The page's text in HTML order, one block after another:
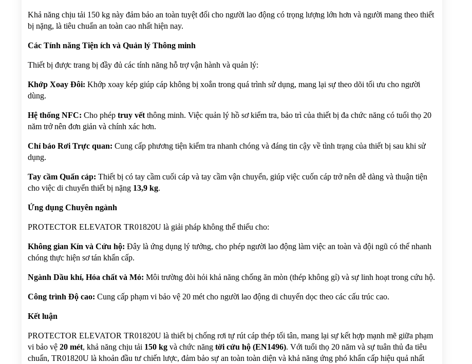
Khả năng chịu tải 150 kg này đảm bảo an toàn tuyệt đối cho người lao động có trọng lượng lớn hơn và người mang theo thiết
bị nặng, là tiêu chuẩn an toàn cao nhất hiện nay.
Các Tính năng Tiện ích và Quản lý Thông minh
Thiết bị được trang bị đầy đủ các tính năng hỗ trợ vận hành và quản lý:
Khớp Xoay Đôi: Khớp xoay kép giúp cáp không bị xoắn trong quá trình sử dụng, mang lại sự theo dõi tối ưu cho người
dùng.
Hệ thống NFC: Cho phép truy vết thông minh. Việc quản lý hồ sơ kiểm tra, bảo trì của thiết bị đa chức năng có tuổi thọ 20
năm trở nên đơn giản và chính xác hơn.
Chỉ báo Rơi Trực quan: Cung cấp phương tiện kiểm tra nhanh chóng và đáng tin cậy về tình trạng của thiết bị sau khi sử
dụng.
Tay cầm Quấn cáp: Thiết bị có tay cầm cuối cáp và tay cầm vận chuyển, giúp việc cuốn cáp trở nên dễ dàng và thuận tiện
cho việc di chuyển thiết bị nặng 13,9 kg.
Ứng dụng Chuyên ngành
PROTECTOR ELEVATOR TR01820U là giải pháp không thể thiếu cho:
Không gian Kín và Cứu hộ: Đây là ứng dụng lý tưởng, cho phép người lao động làm việc an toàn và đội ngũ có thể nhanh
chóng thực hiện sơ tán khẩn cấp.
Ngành Dầu khí, Hóa chất và Mỏ: Môi trường đòi hỏi khả năng chống ăn mòn (thép không gỉ) và sự linh hoạt trong cứu hộ.
Công trình Độ cao: Cung cấp phạm vi bảo vệ 20 mét cho người lao động di chuyển dọc theo các cấu trúc cao.
Kết luận
PROTECTOR ELEVATOR TR01820U là thiết bị chống rơi tự rút cáp thép tối tân, mang lại sự kết hợp mạnh mẽ giữa phạm
vi bảo vệ 20 mét, khả năng chịu tải 150 kg và chức năng tời cứu hộ (EN1496). Với tuổi thọ 20 năm và sự tuân thủ đa tiêu
chuẩn, TR01820U là khoản đầu tư chiến lược, đảm bảo sự an toàn toàn diện và khả năng ứng phó khẩn cấp hiệu quả nhất